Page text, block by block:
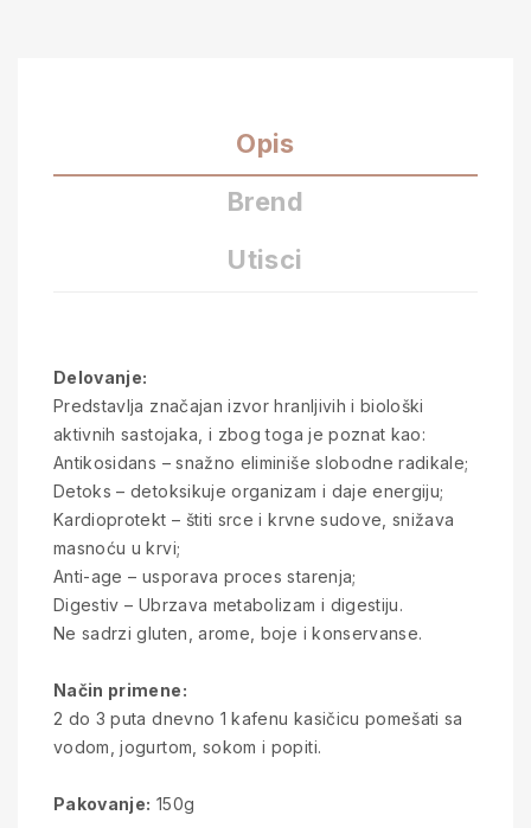
Opis
Brend
Utisci
Delovanje:
Predstavlja značajan izvor hranljivih i biološki
aktivnih sastojaka, i zbog toga je poznat kao:
Antikosidans – snažno eliminiše slobodne radikale;
Detoks – detoksikuje organizam i daje energiju;
Kardioprotekt – štiti srce i krvne sudove, snižava
masnoću u krvi;
Anti-age – usporava proces starenja;
Digestiv – Ubrzava metabolizam i digestiju.
Ne sadrzi gluten, arome, boje i konservanse.
Način primene:
2 do 3 puta dnevno 1 kafenu kasičicu pomešati sa
vodom, jogurtom, sokom i popiti.
Pakovanje: 150g